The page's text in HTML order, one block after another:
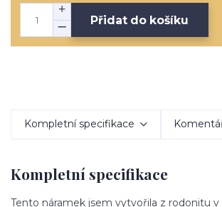
Přidat do košíku
Kompletní specifikace
Kompletní specifikace
Tento náramek jsem vytvořila z rodonitu v